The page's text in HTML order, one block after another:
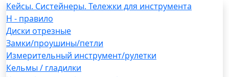
Кейсы. Систейнеры. Тележки для инструмента
H - правило
Диски отрезные
Замки/проушины/петли
Измерительный инструмент/рулетки
Кельмы / гладилки